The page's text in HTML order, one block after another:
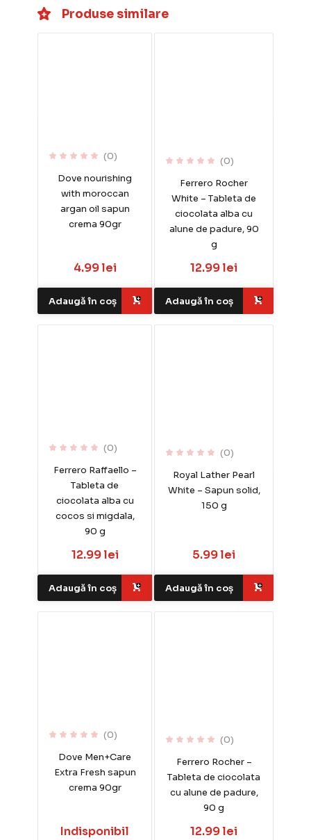
Produse similare
(0)
Dove nourishing
with moroccan
argan oil sapun
crema 90gr
4.99 lei
Adaugă în coș
(0)
Ferrero Rocher
White – Tableta de
ciocolata alba cu
alune de padure, 90
g
12.99 lei
Adaugă în coș
(0)
Ferrero Raffaello –
Tableta de
ciocolata alba cu
cocos si migdala,
90 g
12.99 lei
Adaugă în coș
(0)
Royal Lather Pearl
White – Sapun solid,
150 g
5.99 lei
Adaugă în coș
(0)
Dove Men+Care
Extra Fresh sapun
crema 90gr
Indisponibil
(0)
Ferrero Rocher –
Tableta de ciocolata
cu alune de padure,
90 g
12.99 lei